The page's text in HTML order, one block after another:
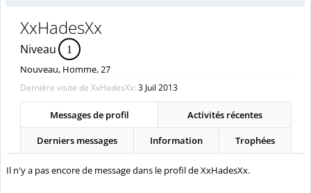
XxHadesXx
Niveau 1
Nouveau, Homme, 27
Dernière visite de XxHadesXx: 3 Juil 2013
Messages de profil Activités récentes
Derniers messages Information Trophées
Il n'y a pas encore de message dans le profil de XxHadesXx.